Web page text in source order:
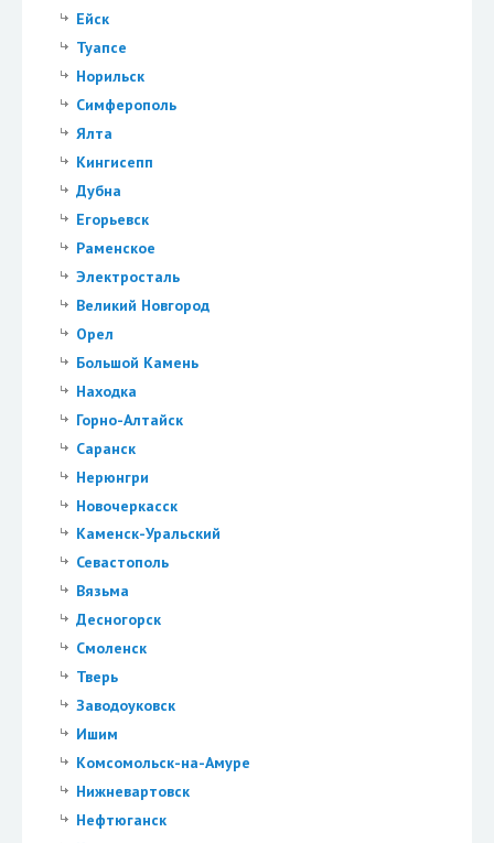
Ейск
Туапсе
Норильск
Симферополь
Ялта
Кингисепп
Дубна
Егорьевск
Раменское
Электросталь
Великий Новгород
Орел
Большой Камень
Находка
Горно-Алтайск
Саранск
Нерюнгри
Новочеркасск
Каменск-Уральский
Севастополь
Вязьма
Десногорск
Смоленск
Тверь
Заводоуковск
Ишим
Комсомольск-на-Амуре
Нижневартовск
Нефтюганск